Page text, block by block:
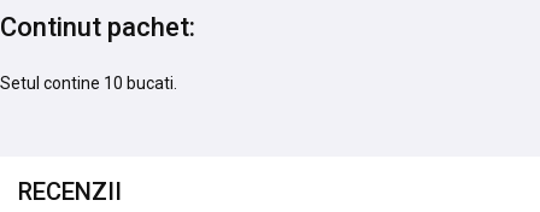
Continut pachet:
Setul contine 10 bucati.
RECENZII